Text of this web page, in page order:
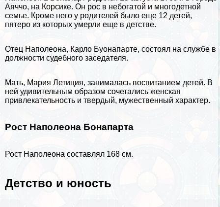
Аяччо, на Корсике. Он рос в небогатой и многодетной
семье. Кроме него у родителей было еще 12 детей,
пятеро из которых умерли еще в детстве.
Отец Наполеона, Карло Буонапарте, состоял на службе в
должности судебного заседателя.
Мать, Мария Летиция, занималась воспитанием детей. В
ней удивительным образом сочетались женская
привлекательность и твердый, мужественный хаpaктер.
Рост Наполеона Бонапарта
Рост Наполеона составлял 168 см.
Детство и юность